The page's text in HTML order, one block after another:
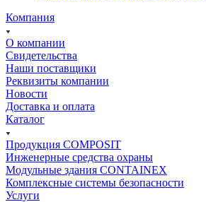
Компания
О компании
Свидетельства
Наши поставщики
Реквизиты компании
Новости
Доставка и оплата
Каталог
Продукция COMPOSIT
Инженерные средства охраны
Модульные здания CONTAINEX
Комплексные системы безопасности
Услуги